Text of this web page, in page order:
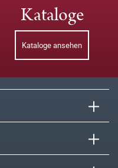
Kataloge
Kataloge ansehen